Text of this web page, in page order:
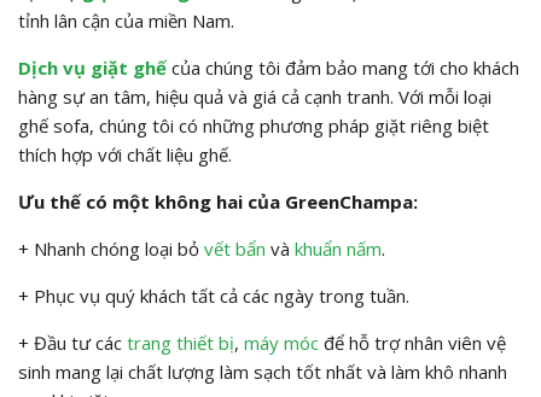
tỉnh lân cận của miền Nam.
Dịch vụ giặt ghế của chúng tôi đảm bảo mang tới cho khách
hàng sự an tâm, hiệu quả và giá cả cạnh tranh. Với mỗi loại
ghế sofa, chúng tôi có những phương pháp giặt riêng biệt
thích hợp với chất liệu ghế.
Ưu thế có một không hai của GreenChampa:
+ Nhanh chóng loại bỏ vết bẩn và khuẩn nấm.
+ Phục vụ quý khách tất cả các ngày trong tuần.
+ Đầu tư các trang thiết bị, máy móc để hỗ trợ nhân viên vệ
sinh mang lại chất lượng làm sạch tốt nhất và làm khô nhanh